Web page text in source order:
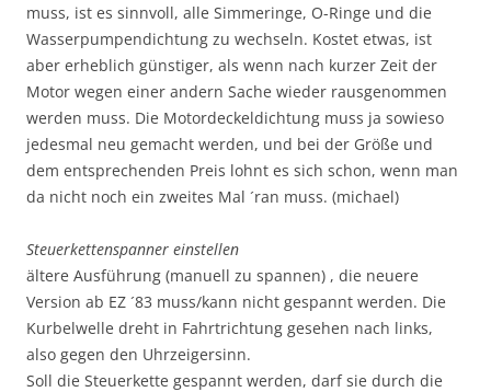
muss, ist es sinnvoll, alle Simmeringe, O-Ringe und die
Wasserpumpendichtung zu wechseln. Kostet etwas, ist
aber erheblich günstiger, als wenn nach kurzer Zeit der
Motor wegen einer andern Sache wieder rausgenommen
werden muss. Die Motordeckeldichtung muss ja sowieso
jedesmal neu gemacht werden, und bei der Größe und
dem entsprechenden Preis lohnt es sich schon, wenn man
da nicht noch ein zweites Mal ´ran muss. (michael)
Steuerkettenspanner einstellen
ältere Ausführung (manuell zu spannen) , die neuere
Version ab EZ ´83 muss/kann nicht gespannt werden. Die
Kurbelwelle dreht in Fahrtrichtung gesehen nach links,
also gegen den Uhrzeigersinn.
Soll die Steuerkette gespannt werden, darf sie durch die